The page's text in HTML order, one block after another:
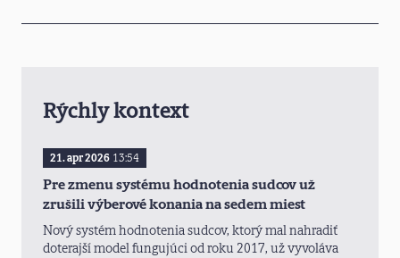
Rýchly kontext
21. apr 2026 13:54
Pre zmenu systému hodnotenia sudcov už
zrušili výberové konania na sedem miest
Nový systém hodnotenia sudcov, ktorý mal nahradiť
doterajší model fungujúci od roku 2017, už vyvoláva